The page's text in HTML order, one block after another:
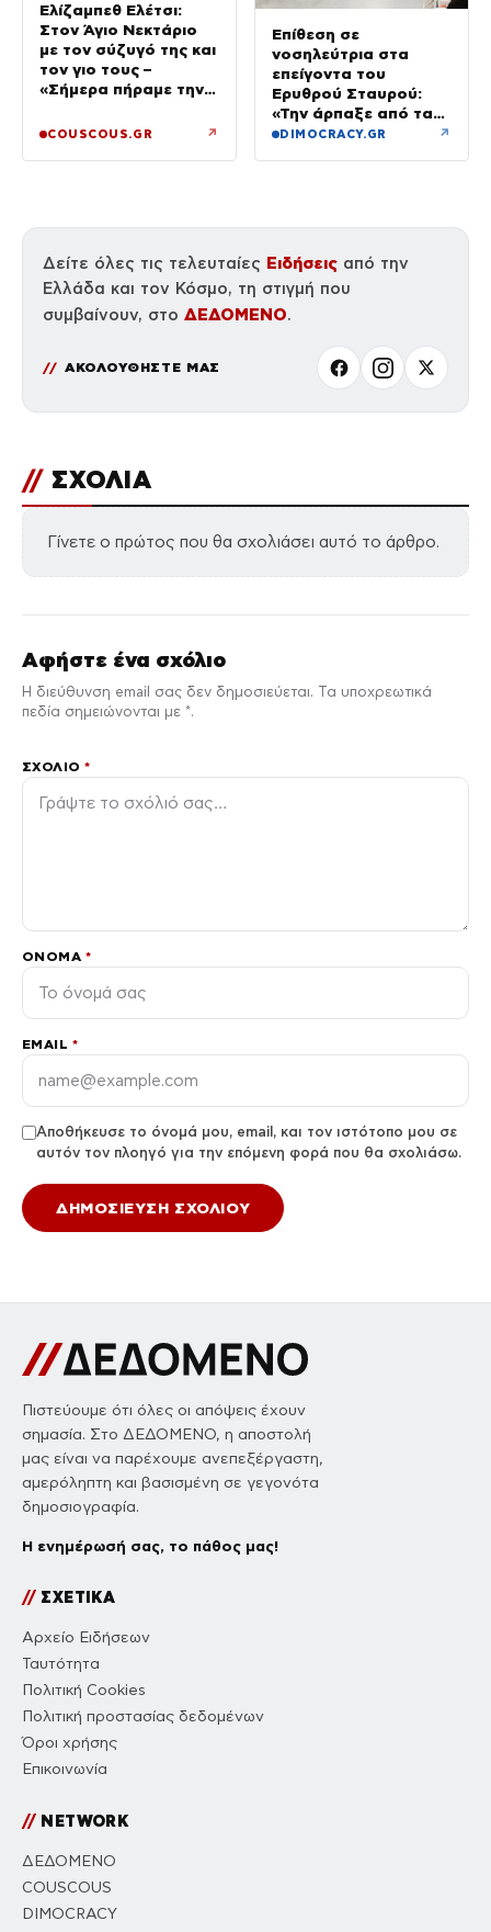
Ελίζαμπεθ Ελέτσι:
Στον Άγιο Νεκτάριο
με τον σύζυγό της και
τον γιο τους –
«Σήμερα πήραμε την
COUSCOUS.GR ↗
Επίθεση σε
νοσηλεύτρια στα
επείγοντα του
Ερυθρού Σταυρού:
«Την άρπαξε από τα
μαλλιά, της κατάφερε
DIMOCRACY.GR ↗
Δείτε όλες τις τελευταίες Ειδήσεις από την
Ελλάδα και τον Κόσμο, τη στιγμή που
συμβαίνουν, στο ΔΕΔΟΜΕΝΟ.
ΑΚΟΛΟΥΘΗΣΤΕ ΜΑΣ
// ΣΧΟΛΙΑ
Γίνετε ο πρώτος που θα σχολιάσει αυτό το άρθρο.
Αφήστε ένα σχόλιο
Η διεύθυνση email σας δεν δημοσιεύεται. Τα υποχρεωτικά
πεδία σημειώνονται με *.
ΣΧΌΛΙΟ*
ΌΝΟΜΑ *
EMAIL *
Αποθήκευσε το όνομά μου, email, και τον ιστότοπο μου σε
αυτόν τον πλοηγό για την επόμενη φορά που θα σχολιάσω.
Πιστεύουμε ότι όλες οι απόψεις έχουν
σημασία. Στο ΔΕΔΟΜΕΝΟ, η αποστολή
μας είναι να παρέχουμε ανεπεξέργαστη,
αμερόληπτη και βασισμένη σε γεγονότα
δημοσιογραφία.
Η ενημέρωσή σας, το πάθος μας!
//ΣΧΕΤΙΚΑ
Αρχείο Ειδήσεων
Ταυτότητα
Πολιτική Cookies
Πολιτική προστασίας δεδομένων
Όροι χρήσης
Επικοινωνία
//NETWORK
ΔΕΔΟΜΕΝΟ
COUSCOUS
DIMOCRACY